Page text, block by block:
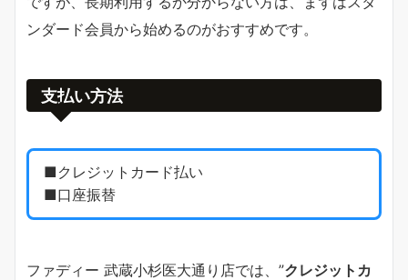
ンダード会員から始めるのがおすすめです。
支払い方法
■クレジットカード払い
■口座振替
ファディー 武蔵小杉医大通り店では、”クレジットカ